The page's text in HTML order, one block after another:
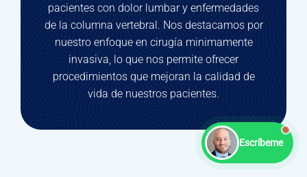
pacientes con dolor lumbar y enfermedades
de la columna vertebral. Nos destacamos por
nuestro enfoque en cirugía minimamente
invasiva, lo que nos permite ofrecer
procedimientos que mejoran la calidad de
vida de nuestros pacientes.
Escríbeme